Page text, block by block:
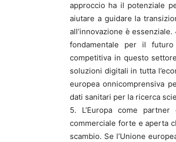
approccio ha il potenziale
aiutare a guidare la
all’innovazione è
fondamentale per il
competitiva in questo
soluzioni digitali in tutta
europea onnicomprensiva
dati sanitari per la ricerca
5. L’Europa come
commerciale forte e aperta
scambio. Se l’Unione